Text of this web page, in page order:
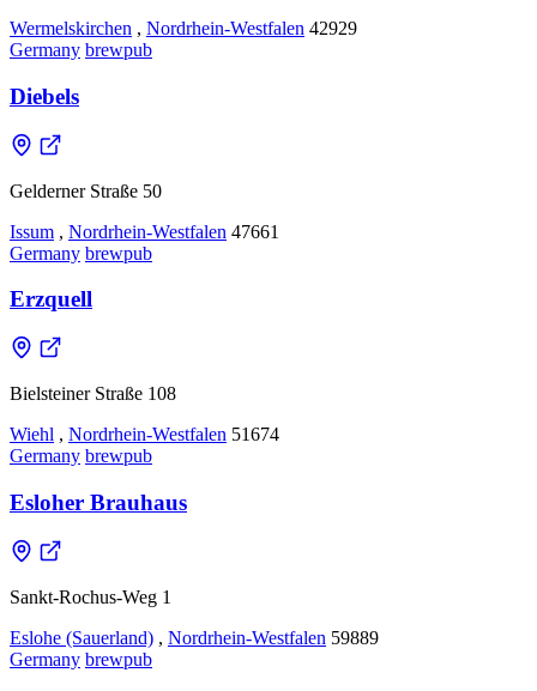
Wermelskirchen , Nordrhein-Westfalen 42929
Germany brewpub
Diebels
Gelderner Straße 50
Issum , Nordrhein-Westfalen 47661
Germany brewpub
Erzquell
Bielsteiner Straße 108
Wiehl , Nordrhein-Westfalen 51674
Germany brewpub
Esloher Brauhaus
Sankt-Rochus-Weg 1
Eslohe (Sauerland) , Nordrhein-Westfalen 59889
Germany brewpub